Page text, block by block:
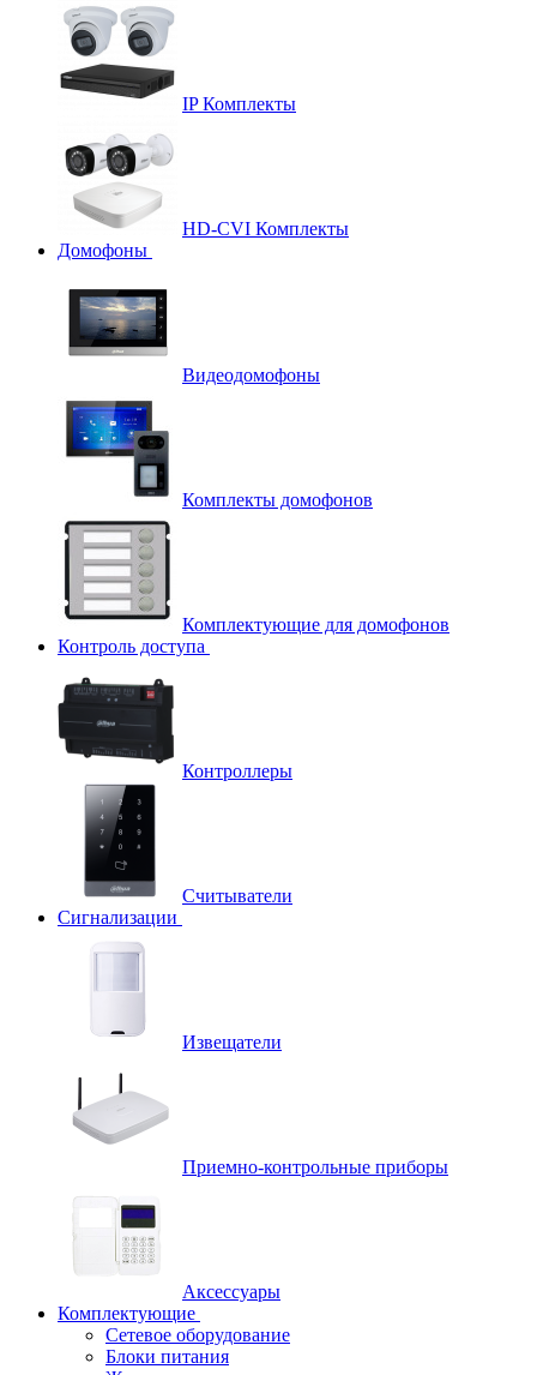
IP Комплекты
HD-CVI Комплекты
Домофоны
Видеодомофоны
Комплекты домофонов
Комплектующие для домофонов
Контроль доступа
Контроллеры
Считыватели
Сигнализации
Извещатели
Приемно-контрольные приборы
Аксессуары
Комплектующие
Сетевое оборудование
Блоки питания